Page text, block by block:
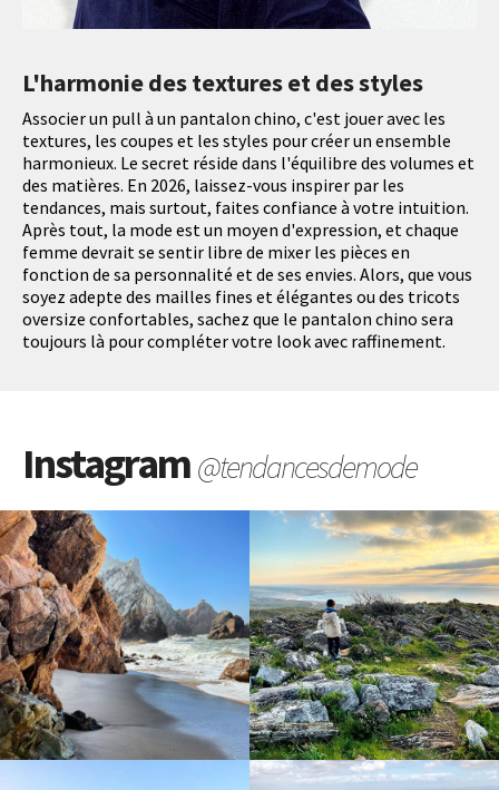
L'harmonie des textures et des styles
Associer un pull à un pantalon chino, c'est jouer avec les
textures, les coupes et les styles pour créer un ensemble
harmonieux. Le secret réside dans l'équilibre des volumes et
des matières. En 2026, laissez-vous inspirer par les
tendances, mais surtout, faites confiance à votre intuition.
Après tout, la mode est un moyen d'expression, et chaque
femme devrait se sentir libre de mixer les pièces en
fonction de sa personnalité et de ses envies. Alors, que vous
soyez adepte des mailles fines et élégantes ou des tricots
oversize confortables, sachez que le pantalon chino sera
toujours là pour compléter votre look avec raffinement.
Instagram@tendancesdemode